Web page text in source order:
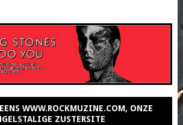
WWW.ROCKMUZINE.COM, ONZE
ZUSTERSITE